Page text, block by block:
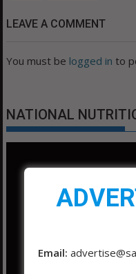
LEAVE A COMMENT
You must be logged in to
NATIONAL
Player
Email: